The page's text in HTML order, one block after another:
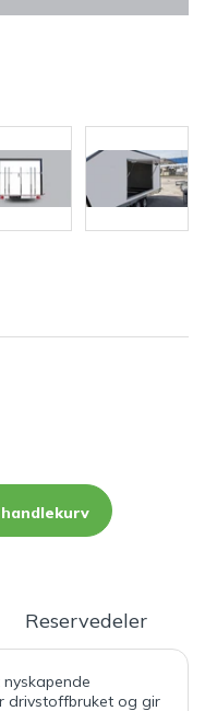
Reservedeler
drivstoffbruket og gir